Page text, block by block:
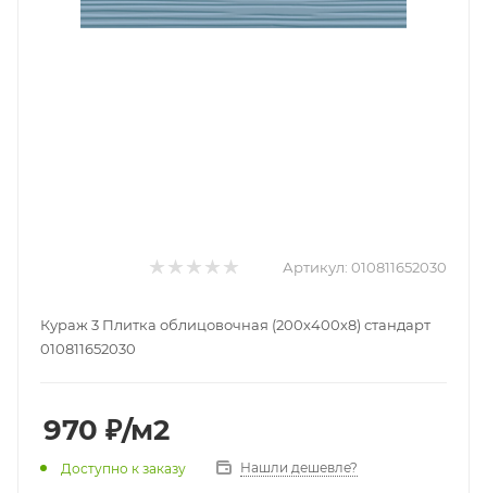
Артикул: 010811652030
Кураж 3 Плитка облицовочная (200х400х8) стандарт
010811652030
970 ₽/м2
Доступно к заказу Нашли дешевле?